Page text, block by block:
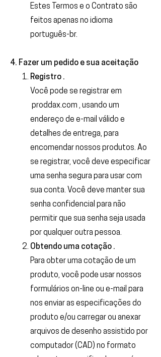
Estes Termos e o Contrato são
feitos apenas no idioma
português-br.
4. Fazer um pedido e sua aceitação
Registro .
Você pode se registrar em
proddax.com , usando um
endereço de e-mail válido e
detalhes de entrega, para
encomendar nossos produtos. Ao
se registrar, você deve especificar
uma senha segura para usar com
sua conta. Você deve manter sua
senha confidencial para não
permitir que sua senha seja usada
por qualquer outra pessoa.
Obtendo uma cotação .
Para obter uma cotação de um
produto, você pode usar nossos
formulários on-line ou e-mail para
nos enviar as especificações do
produto e/ou carregar ou anexar
arquivos de desenho assistido por
computador (CAD) no formato